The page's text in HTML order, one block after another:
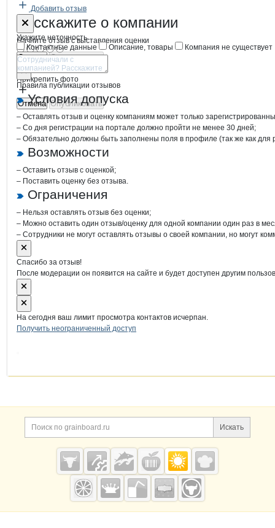
Добавить отзыв
Расскажите о компании
Начните отзыв с выставления оценки
Прикрепить фото
Отмена Опубликовать
Форма обратной связи о
Укажите неточность
Контактные данные
Описание, товары Компания не существует
Отмена Опубликовать
Правила публикации отзывов
Условия допуска
– Оставлять отзыв и оценку компаниям может только
– Со дня регистрации на портале должно пройти не менее 30 дней;
– Обязательно должны быть заполнены поля в профиле (так же как
Возможности
– Оставить отзыв с оценкой;
– Поставить оценку без отзыва.
Ограничения
– Нельзя оставлять отзыв без оценки;
– Можно оставить один отзыв/оценку для одной компании один раз в
– Сотрудники не могут оставлять отзывы о своей компании, но могут
Спасибо за отзыв!
После модерации он появится на сайте и будет доступен другим
На сегодня ваш лимит просмотра контактов исчерпан.
Получить неограниченный доступ
Дополнительная информация
Поиск по сайту и
Искать
Cсылки на полезные проекты
Grainboard.ru
— зерно и
мука